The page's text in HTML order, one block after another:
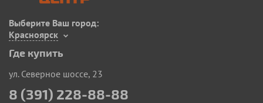
Выберите Ваш город:
Красноярск
Где купить
ул. Северное шоссе, 23
8 (391) 228-88-88